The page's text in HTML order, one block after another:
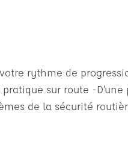
rythme de
sur route -
de la sécurité